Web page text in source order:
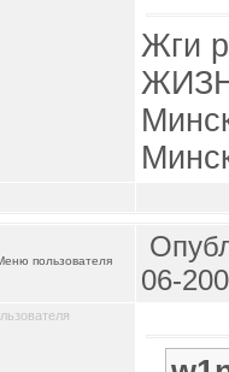
Жги
06-